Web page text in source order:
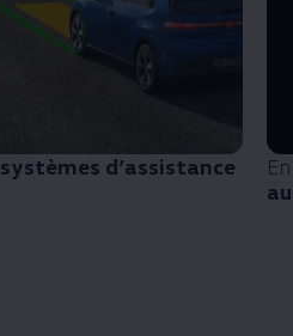
systèmes d’assistance